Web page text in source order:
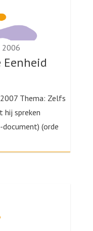
2006
Eenheid
Thema: Zelfs
hij spreken
document) (orde